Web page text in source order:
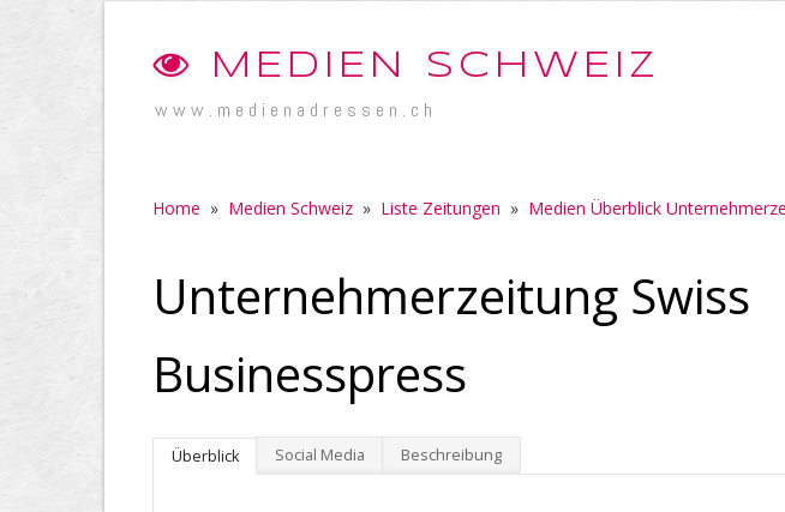
MEDIEN SCHWEIZ
www.medienadressen.ch
Home » Medien Schweiz » Liste Zeitungen » Medien Überblick
Unternehmerzeitung Swiss
Businesspress
Überblick Social Media Beschreibung